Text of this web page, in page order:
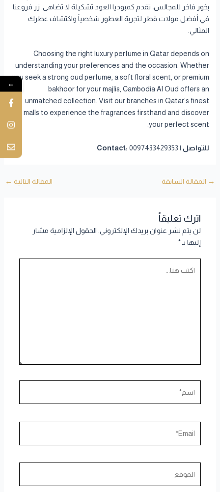
بخور فاخر للمجالس، تقدم كمبوديا العود تشكيلة لا تضاهى. زر فروعنا
في أفضل مولات قطر لتجربة العطور شخصياً واكتشاف عطرك
المثالي.
Choosing the right luxury perfume in Qatar depends on
understanding your preferences and the occasion. Whether
you seek a strong oud perfume, a soft floral scent, or premium
bakhoor for your majlis, Cambodia Al Oud offers an
unmatched collection. Visit our branches in Qatar’s finest
malls to experience the fragrances firsthand and discover
your perfect scent.
للتواصل | Contact: 0097433429353
→ المقالة السابقة المقالة التالية ←
اترك تعليقاً
لن يتم نشر عنوان بريدك الإلكتروني. الحقول الإلزامية مشار
إليها بـ*
←